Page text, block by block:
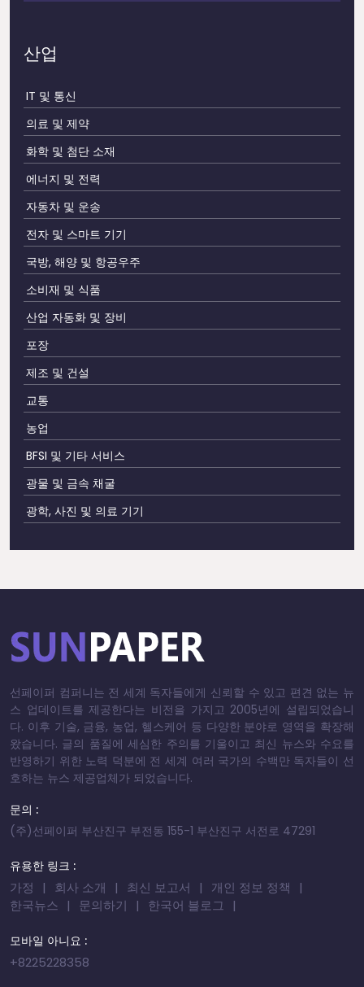
산업
IT 및 통신
의료 및 제약
화학 및 첨단 소재
에너지 및 전력
자동차 및 운송
전자 및 스마트 기기
국방, 해양 및 항공우주
소비재 및 식품
산업 자동화 및 장비
포장
제조 및 건설
교통
농업
BFSI 및 기타 서비스
광물 및 금속 채굴
광학, 사진 및 의료 기기
선페이퍼 컴퍼니는 전 세계 독자들에게 신뢰할 수 있고 편견 없는 뉴
스 업데이트를 제공한다는 비전을 가지고 2005년에 설립되었습니
다. 이후 기술, 금융, 농업, 헬스케어 등 다양한 분야로 영역을 확장해
왔습니다. 글의 품질에 세심한 주의를 기울이고 최신 뉴스와 수요를
반영하기 위한 노력 덕분에 전 세계 여러 국가의 수백만 독자들이 선
호하는 뉴스 제공업체가 되었습니다.
문의 :
(주)선페이퍼 부산진구 부전동 155-1 부산진구 서전로 47291
유용한 링크 :
가정 회사 소개 최신 보고서
개인 정보 정책
한국뉴스
문의하기 한국어 블로그
모바일 아니요 :
+8225228358